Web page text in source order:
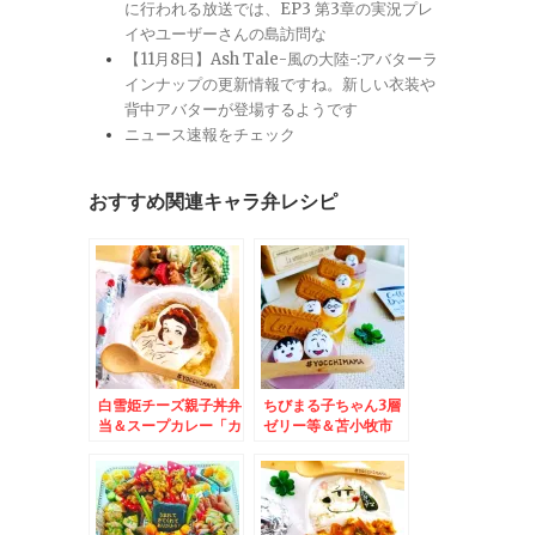
に行われる放送では、EP3 第3章の実況プレ
イやユーザーさんの島訪問な
【11月8日】Ash Tale-風の大陸-:アバターラ
インナップの更新情報ですね。新しい衣装や
背中アバターが登場するようです
ニュース速報をチェック
おすすめ関連キャラ弁レシピ
白雪姫チーズ親子丼弁
当＆スープカレー「カ
「チキンカレー」
ちびまる子ちゃん3層
ゼリー等＆苫小牧市
屋」さんの日替わりラ
ンチ「かけそば＆豚
丼」豚丼の一工夫に
Σ(ﾟДﾟ) ５００円ラ